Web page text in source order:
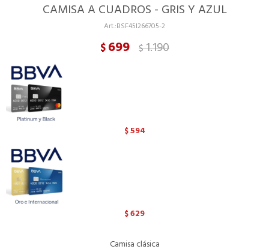
CAMISA A CUADROS - GRIS Y AZUL
BSF45I266705-2
$699 $1.190
$594
$629
Camisa clásica